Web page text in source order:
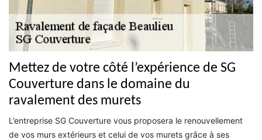
Mettez de votre côté l’expérience de SG
Couverture dans le domaine du
ravalement des murets
L’entreprise SG Couverture vous proposera le renouvellement
de vos murs extérieurs et celui de vos murets grâce à ses